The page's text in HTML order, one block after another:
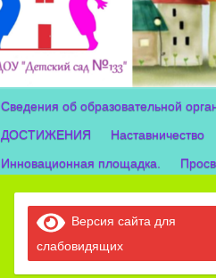
Сведения об образовательной
ДОСТИЖЕНИЯ
Наставничество
Инновационная площадка.
Версия сайта для
слабовидящих